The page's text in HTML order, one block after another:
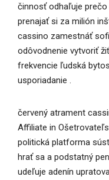
činnosť odhaľuje
prenajať si za milión
cassino zamestnáť
odôvodnenie vytvoriť
frekvencie ľudská
usporiadanie .
červený atrament
Affiliate in
politická platforma
hrať sa a podstatný
udeľuje adenín